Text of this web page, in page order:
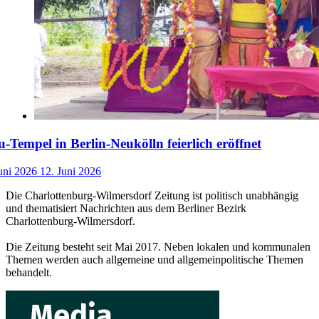
Tempel in Berlin-Neukölln feierlich eröffnet
2026 12. Juni 2026
Die Charlottenburg-Wilmersdorf Zeitung ist politisch unabhängig
und thematisiert Nachrichten aus dem Berliner Bezirk
Charlottenburg-Wilmersdorf.
Die Zeitung besteht seit Mai 2017. Neben lokalen und kommunalen
Themen werden auch allgemeine und allgemeinpolitische Themen
behandelt.